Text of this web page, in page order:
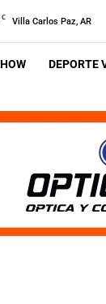
C Villa Carlos Paz, AR
DEPORTE